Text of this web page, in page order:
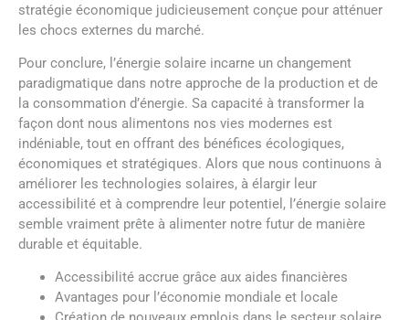
stratégie économique judicieusement conçue pour atténuer
les chocs externes du marché.
Pour conclure, l’énergie solaire incarne un changement
paradigmatique dans notre approche de la production et de
la consommation d’énergie. Sa capacité à transformer la
façon dont nous alimentons nos vies modernes est
indéniable, tout en offrant des bénéfices écologiques,
économiques et stratégiques. Alors que nous continuons à
améliorer les technologies solaires, à élargir leur
accessibilité et à comprendre leur potentiel, l’énergie solaire
semble vraiment prête à alimenter notre futur de manière
durable et équitable.
Accessibilité accrue grâce aux aides financières
Avantages pour l’économie mondiale et locale